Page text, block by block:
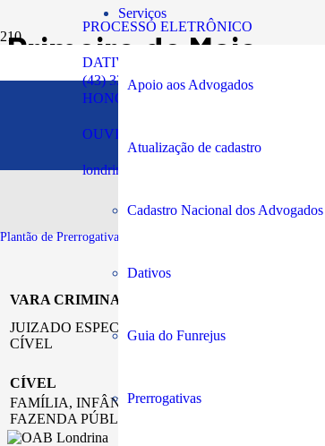
PROCESSO ELETRÔNICO
DATIVOS
HONORÁRIOS
OUVIDORIA
(43) 3294-5900
londrina@oabpr.org.br
Plantão de
SOS
Serviços
Apoio aos Advogados
Atualização de cadastro
Cadastro Nacional dos Advogados
Dativos
Guia do Funrejus
Prerrogativas
Plantão de Prerrogativas da Subseção:
Primeiro de Maio
VARA CRIMINAL
JUIZADO ESPECIAIS, FAZENDA PÚBLICA,
CÍVEL
CÍVEL
FAMÍLIA, INFÂNCIA E JUVENTUDE,
FAZENDA PÚBLICA, VARA CÍVEL,